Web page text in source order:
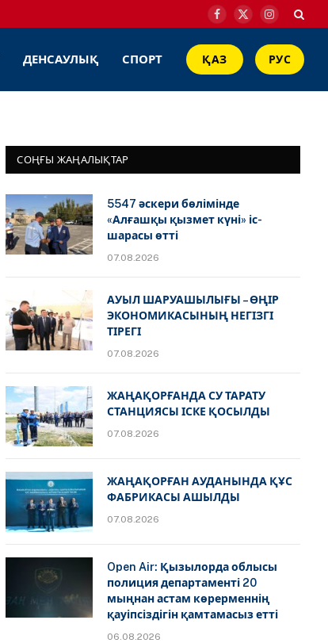
Facebook
X
Instagram
ДЕНСАУЛЫҚ СПОРТ ҚАЗ РУС
СОҢҒЫ ЖАҢАЛЫҚТАР
5547 әскери бөлімінде
«Алғашқы қызмет күні» іс-
шарасы өтті
07.08.2026
АУЫЛ ШАРУАШЫЛЫҒЫ – ӨҢІР
ЭКОНОМИКАСЫНЫҢ НЕГІЗГІ
ТІРЕГІ
07.08.2026
ЖАҢАҚОРҒАНДА СУ ТАРАТУ
СТАНЦИЯСЫ ІСКЕ ҚОСЫЛДЫ
07.08.2026
ЖАҢАҚОРҒАН АУДАНЫНДА ҚҰС
ФАБРИКАСЫ АШЫЛДЫ
07.08.2026
Open Air: Қызылорда облысы
полиция департаменті 20
мыңнан астам көрерменнің
қауіпсіздігін қамтамасыз етті
06.08.2026